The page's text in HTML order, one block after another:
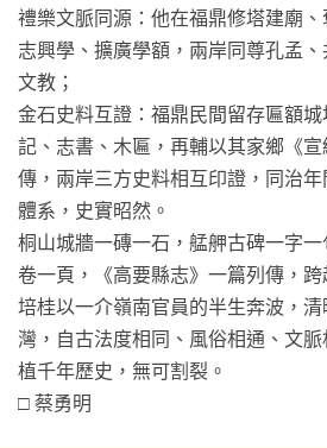
禮樂文脈同源：他在福鼎修塔建廟
志興學、擴廣學額，兩岸同尊孔孟
文教；
金石史料互證：福鼎民間留存匾額
記、志書、木匾，再輔以其家鄉《宣
傳，兩岸三方史料相互印證，同治
體系，史實昭然。
桐山城牆一磚一石，艋舺古碑一字
卷一頁，《高要縣志》一篇列傳，
培桂以一介嶺南官員的半生奔波，
灣，自古法度相同、風俗相通、文
植千年歷史，無可割裂。
□ 蔡勇明